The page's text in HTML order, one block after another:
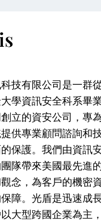
技有限公司是一群
學資訊安全科系畢
立的資安公司，專
供專業顧問諮詢和
保護。我們由資訊
隊帶來美國最先進
念，為客戶的機密
障。光盾是迅速成
大型跨國企業為主